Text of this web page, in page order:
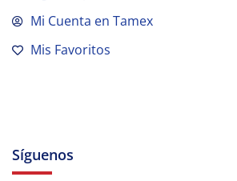
Mi Cuenta en Tamex
Mis Favoritos
Síguenos